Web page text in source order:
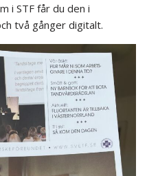
i STF får du den i
två gånger digitalt.